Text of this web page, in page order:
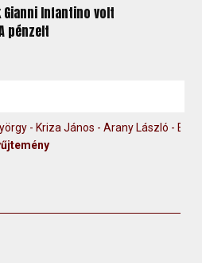
Infantino volt
pénzelt
- Kriza János - Arany László -